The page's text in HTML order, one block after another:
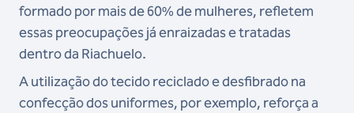
formado por mais de 60% de mulheres, refletem
essas preocupações já enraizadas e tratadas
dentro da Riachuelo.
A utilização do tecido reciclado e desfibrado na
confecção dos uniformes, por exemplo, reforça a